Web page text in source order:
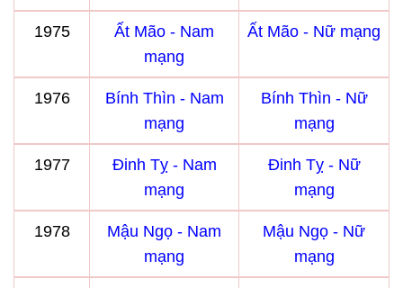
1975
Ất Mão - Nam
mạng
Ất Mão - Nữ mạng
1976
Bính Thìn - Nam
mạng
Bính Thìn - Nữ
mạng
1977
Đinh Tỵ - Nam
mạng
Đinh Tỵ - Nữ
mạng
1978
Mậu Ngọ - Nam
mạng
Mậu Ngọ - Nữ
mạng